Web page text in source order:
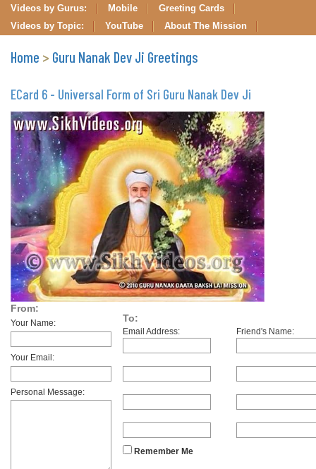
Videos by Gurus: Mobile
Greeting Cards
Videos by Topic:
YouTube About The Mission
Home > Guru Nanak Dev Ji Greetings
ECard 6 - Universal Form of Sri Guru Nanak Dev Ji
From:
Your Name:
Your Email:
Personal Message:
To:
Email Address: Friend's Name:
Remember Me